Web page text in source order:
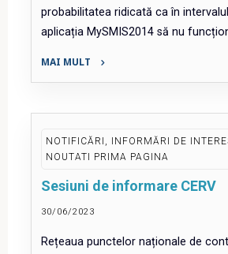
probabilitatea ridicată ca în
aplicația MySMIS2014 să nu
MAI MULT
"Anunț
ref.
mentenanță
MySMIS2014!"
NOTIFICĂRI, INFORMĂRI DE
NOUTATI PRIMA PAGINA
Sesiuni de informare CERV
30/06/2023
Rețeaua punctelor naționale de